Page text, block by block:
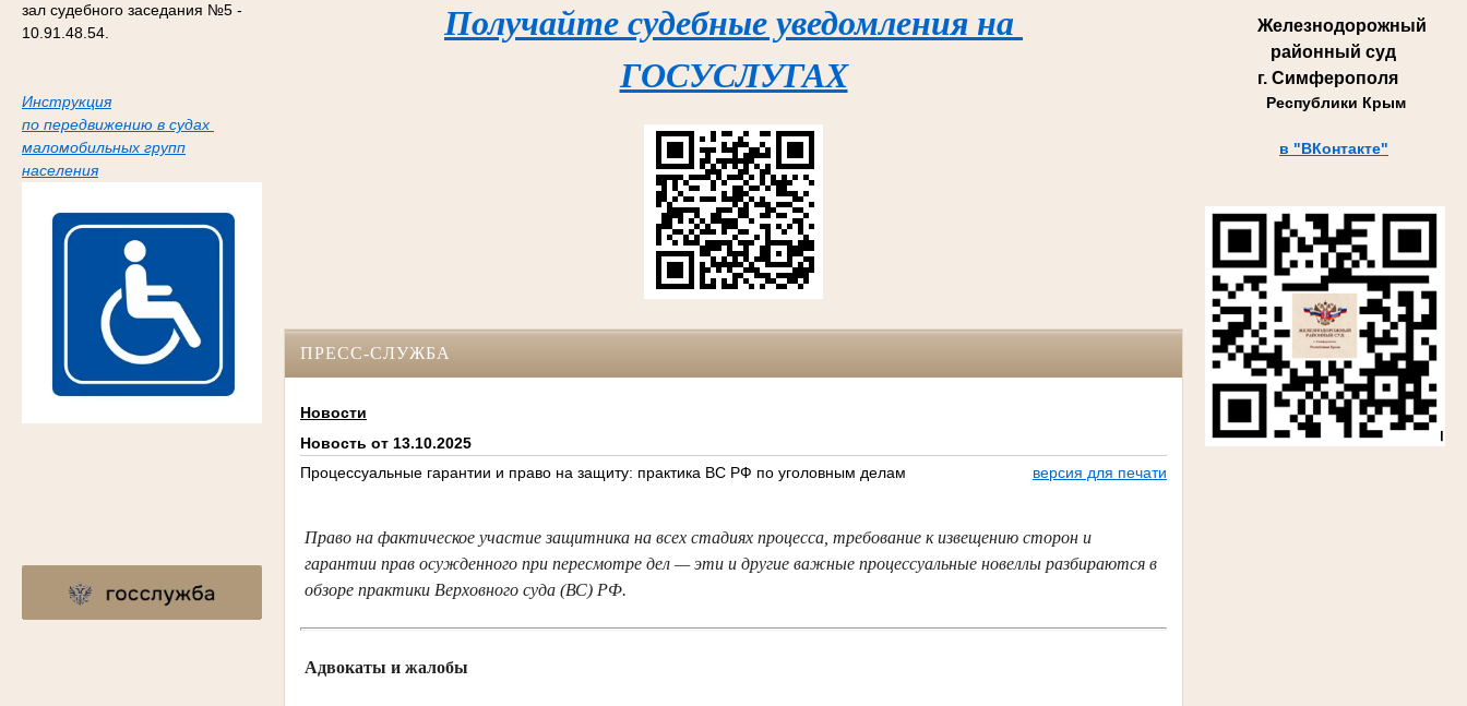
зал судебного заседания №5 -
10.91.48.54.
Инструкция
по передвижению в судах
маломобильных групп
населения
Железнодорожный
районный суд
г. Симферополя
Республики Крым
в "ВКонтакте"
Получайте судебные уведомления на
ГОСУСЛУГАХ
ПРЕСС-СЛУЖБА
Новости
Новость от 13.10.2025
Процессуальные гарантии и право на защиту: практика ВС РФ по уголовным делам
версия для печати
Право на фактическое участие защитника на всех стадиях процесса, требование к извещению сторон и
гарантии прав осужденного при пересмотре дел — эти и другие важные процессуальные новеллы разбираются в
обзоре практики Верховного суда (ВС) РФ.
Адвокаты и жалобы